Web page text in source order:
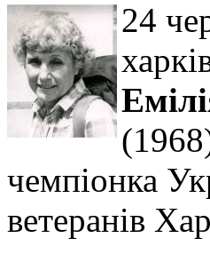
24
чемпіонка
ветеранів